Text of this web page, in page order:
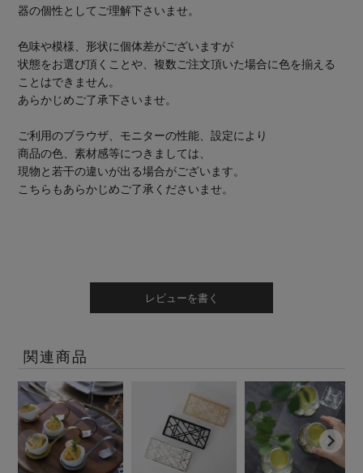
器の個性としてご理解下さいませ。
色味や模様、形状に個体差がございますが
状態をお選び頂くことや、複数ご注文頂いた場合に色を揃える
ことはできません。
あらかじめご了承下さいませ。
ご利用のブラウザ、モニターの性能、設定により
商品の色、素材感等につきましては、
現物と若干の違いが出る場合がございます。
こちらもあらかじめご了承くださいませ。
レビューを書く
関連商品